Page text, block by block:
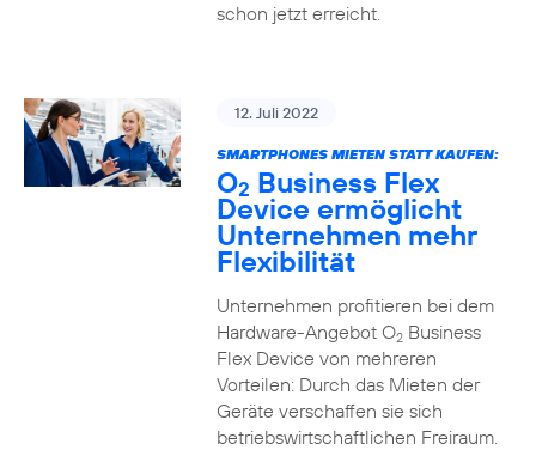
schon jetzt erreicht.
12. Juli 2022
SMARTPHONES MIETEN STATT KAUFEN:
O2 Business Flex
Device ermöglicht
Unternehmen mehr
Flexibilität
Unternehmen profitieren bei dem
Hardware-Angebot O2Business
Flex Device von mehreren
Vorteilen: Durch das Mieten der
Geräte verschaffen sie sich
betriebswirtschaftlichen Freiraum.